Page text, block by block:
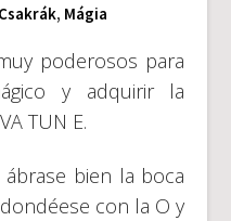
Csakrák, Mágia
poderosos para
y adquirir la
TUN E.
ábrase bien la boca
con la O y